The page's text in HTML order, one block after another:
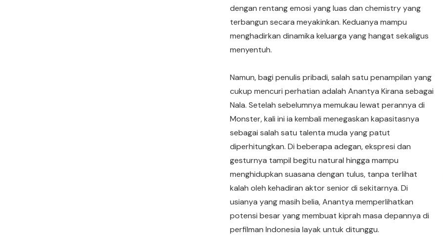
dengan rentang emosi yang luas dan chemistry yang
terbangun secara meyakinkan. Keduanya mampu
menghadirkan dinamika keluarga yang hangat sekaligus
menyentuh.
Namun, bagi penulis pribadi, salah satu penampilan yang
cukup mencuri perhatian adalah Anantya Kirana sebagai
Nala. Setelah sebelumnya memukau lewat perannya di
Monster, kali ini ia kembali menegaskan kapasitasnya
sebagai salah satu talenta muda yang patut
diperhitungkan. Di beberapa adegan, ekspresi dan
gesturnya tampil begitu natural hingga mampu
menghidupkan suasana dengan tulus, tanpa terlihat
kalah oleh kehadiran aktor senior di sekitarnya. Di
usianya yang masih belia, Anantya memperlihatkan
potensi besar yang membuat kiprah masa depannya di
perfilman Indonesia layak untuk ditunggu.